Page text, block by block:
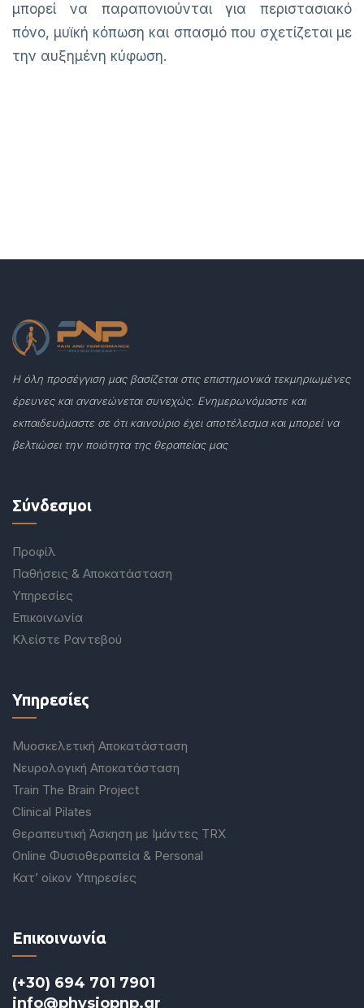
μπορεί να παραπονιούνται για περιστασιακό
πόνο, μυϊκή κόπωση και σπασμό που σχετίζεται με
την αυξημένη κύφωση.
Η όλη προσέγγιση μας βασίζεται στις επιστημονικά τεκμηριωμένες
έρευνες και ανανεώνεται συνεχώς. Ενημερωνόμαστε και
εκπαιδευόμαστε σε ότι καινούριο έχει αποτέλεσμα και μπορεί να
βελτιώσει την ποιότητα της θεραπείας μας
Σύνδεσμοι
Προφίλ
Παθήσεις & Αποκατάσταση
Υπηρεσίες
Επικοινωνία
Κλείστε Ραντεβού
Υπηρεσίες
Μυοσκελετική Αποκατάσταση
Νευρολογική Αποκατάσταση
Train The Brain Project
Clinical Pilates
Θεραπευτική Άσκηση με Ιμάντες TRX
Online Φυσιοθεραπεία & Personal
Κατ’ οίκον Υπηρεσίες
Επικοινωνία
(+30) 694 701 7901
info@physiopnp.gr